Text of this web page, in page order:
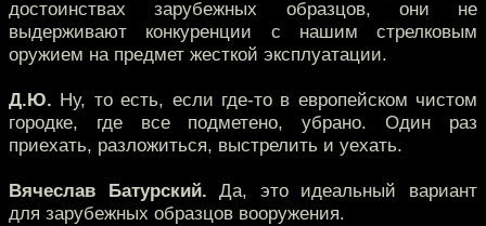
достоинствах зарубежных образцов, они не
выдерживают конкуренции с нашим стрелковым
оружием на предмет жесткой эксплуатации.
Д.Ю. Ну, то есть, если где-то в европейском чистом
городке, где все подметено, убрано. Один раз
приехать, разложиться, выстрелить и уехать.
Вячеслав Батурский. Да, это идеальный вариант
для зарубежных образцов вооружения.